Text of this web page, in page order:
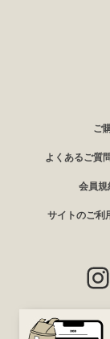
ご
よくあるご質
会員
サイトのご利